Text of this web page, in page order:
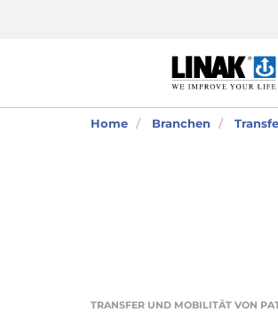
Home Branchen
TRANSFER UND MOBILITÄT VON